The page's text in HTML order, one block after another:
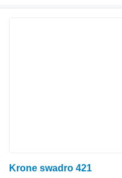
Krone swadro 421